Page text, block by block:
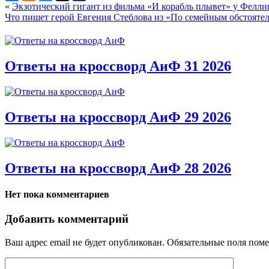
« Экзотический гигант из фильма «И корабль плывет» у
Что пишет герой Евгения Стеблова из «По семейным
Ответы на кроссворд АиФ 31 2026
Ответы на кроссворд АиФ 29 2026
Ответы на кроссворд АиФ 28 2026
Нет пока комментариев
Добавить комментарий
Ваш адрес email не будет опубликован. Обязательные поля